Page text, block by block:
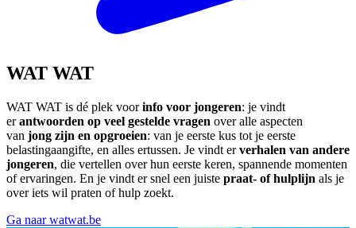
WAT WAT
WAT WAT is dé plek voorinfo voor jongeren: je vindt
erantwoorden op veel gestelde vragen over alle aspecten
van jong zijn en opgroeien: van je eerste kus tot je eerste
belastingaangifte, en alles ertussen. Je vindt erverhalen van andere
jongeren, die vertellen over hun eerste keren, spannende momenten
of ervaringen. En je vindt er snel een juiste praat- of hulplijn als je
over iets wil praten of hulp zoekt.
Ga naar watwat.be